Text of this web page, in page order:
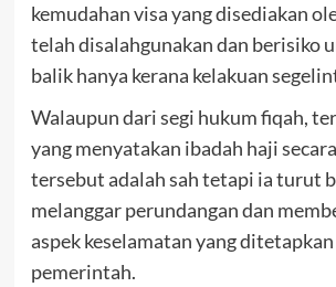
kemudahan visa yang disediakan
telah disalahgunakan dan berisiko
balik hanya kerana kelakuan
Walaupun dari segi hukum fiqah,
yang menyatakan ibadah haji
tersebut adalah sah tetapi ia turut
melanggar perundangan dan
aspek keselamatan yang
pemerintah.